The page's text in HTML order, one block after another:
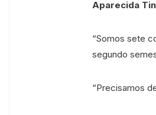
Aparecida
“Somos sete
segundo
“Precisamos